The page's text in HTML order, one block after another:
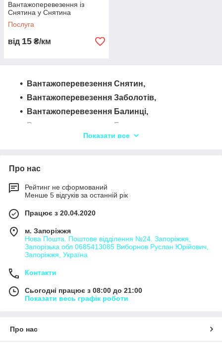
Вантажоперевезення із
Снятина у Снятина
Послуга
від 15 ₴/км
Вантажоперевезення Снятин,
Вантажоперевезення Заболотів,
Вантажоперевезення Балинці,
Вантажоперевезення Белелуя,
Вантажоперевезення Борщів,
Вантажоперевезення Будилів,
Вантажоперевезення Видинів,
Вантажоперевезення Вишнівка,
Вантажоперевезення Ганьківці,
Вантажоперевезення Горішнє Залуччя,
Вантажоперевезення Драгасимів,
Вантажоперевезення Запруття,
Показати все
Про нас
Рейтинг не сформований
Менше 5 відгуків за останній рік
Працює з 20.04.2020
м. Запоріжжя
Нова Пошта. Поштове відділення №24. Запоріжжя,
Запорізька обл 0685413085 Виборнов Руслан Юрійович,
Запоріжжя, Україна
Контакти
Сьогодні працює з 08:00 до 21:00
Показати весь графік роботи
Про нас